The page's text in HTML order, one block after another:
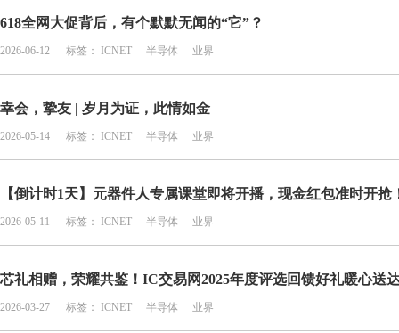
618全网大促背后，有个默默无闻的“它”？
2026-06-12 标签： ICNET 半导体 业界
幸会，挚友 | 岁月为证，此情如金
2026-05-14 标签： ICNET 半导体 业界
【倒计时1天】元器件人专属课堂即将开播，现金红包准时开抢
2026-05-11 标签： ICNET 半导体 业界
芯礼相赠，荣耀共鉴！IC交易网2025年度评选回馈好礼暖心送
2026-03-27 标签： ICNET 半导体 业界